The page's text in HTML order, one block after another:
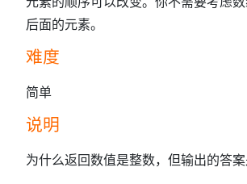
后面的元素。
难度
简单
说明
为什么返回数值是整数，但输出的答